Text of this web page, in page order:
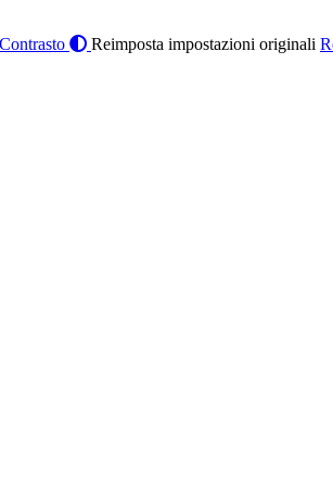
Reimposta impostazioni originali